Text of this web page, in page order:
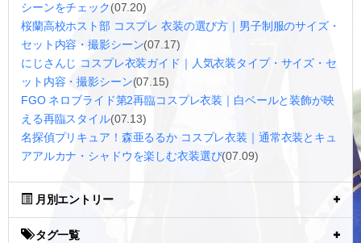
シーンをチェック(07.20)
桜蘭高校ホスト部 コスプレ 衣装の選び方｜男子制服のサイズ・
セット内容・撮影シーン(07.17)
にじさんじ コスプレ衣装ガイド｜人気衣装タイプ・サイズ・セ
ット内容・撮影シーン(07.15)
FGO ネロブライド第2再臨コスプレ衣装｜白ベールと装飾が映
える再臨スタイル(07.13)
名探偵プリキュア！森亜るるか コスプレ衣装｜通常衣装とキュ
アアルカナ・シャドウを楽しむ衣装選び(07.09)
月別エントリー
タグ一覧